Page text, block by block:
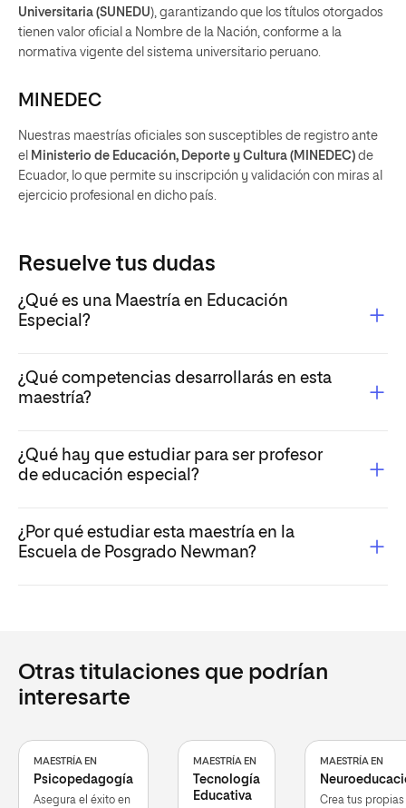
Universitaria (SUNEDU), garantizando que los títulos otorgados
tienen valor oficial a Nombre de la Nación, conforme a la
normativa vigente del sistema universitario peruano.
MINEDEC
Nuestras maestrías oficiales son susceptibles de registro ante
el Ministerio de Educación, Deporte y Cultura (MINEDEC) de
Ecuador, lo que permite su inscripción y validación con miras al
ejercicio profesional en dicho país.
Resuelve tus dudas
¿Qué es una Maestría en Educación
Especial?
¿Qué competencias desarrollarás en esta
maestría?
¿Qué hay que estudiar para ser profesor
de educación especial?
¿Por qué estudiar esta maestría en la
Escuela de Posgrado Newman?
Otras titulaciones que podrían
interesarte
MAESTRÍA EN
Psicopedagogía
Asegura el éxito en
MAESTRÍA EN
Tecnología
Educativa
MAESTRÍA EN
Crea tus propias